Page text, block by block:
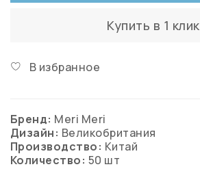
Купить в 1 клик
В избранное
Бренд: Meri Meri
Дизайн: Великобритания
Производство: Китай
Количество: 50 шт